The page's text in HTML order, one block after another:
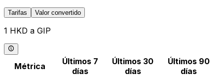
Tarifas Valor convertido
1 HKD a GIP
Métrica
Últimos 7
días
Últimos 30
días
Últimos 90
días